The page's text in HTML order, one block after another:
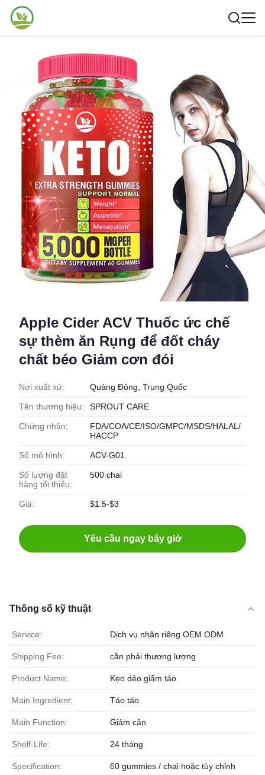
Apple Cider ACV Thuốc ức chế
sự thèm ăn Rụng để đốt cháy
chất béo Giảm cơn đói
Nơi xuất xứ: Quảng Đông, Trung Quốc
Tên thương hiệu: SPROUT CARE
Chứng nhận:
FDA/COA/CE/ISO/GMPC/MSDS/HALAL/
HACCP
Số mô hình: ACV-G01
Số lượng đặt
hàng tối thiểu:
500 chai
Giá: $1.5-$3
Yêu cầu ngay bây giờ
Thông số kỹ thuật
Service: Dịch vụ nhãn riêng OEM ODM
Shipping Fee: cần phải thương lượng
Product Name: Kẹo dẻo giấm táo
Main Ingredient: Táo táo
Main Function: Giảm cân
Shelf-Life: 24 tháng
Specification: 60 gummies / chai hoặc tùy chỉnh